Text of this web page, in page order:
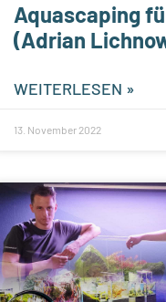
Aquascaping
(Adrian
WEITERLESEN »
13. November 2022